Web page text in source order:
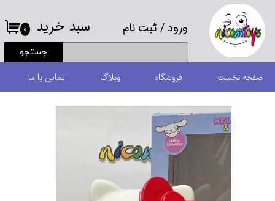
ورود/ ثبت نام
حساب کاربری من
تغییر گذر واژه
سفارشات
خروج از حساب کاربری
جستجو
۰ سبد خرید
صفحه نخست فروشگاه وبلاگ تماس با ما